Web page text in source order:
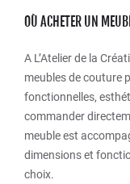
OÙ ACHETER UN
A L’Atelier de la
meubles de couture
fonctionnelles,
commander
meuble est
dimensions et
choix.